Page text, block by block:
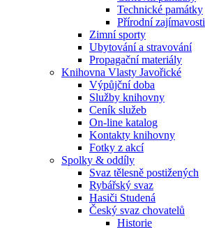
Technické památky
Přírodní zajímavosti
Zimní sporty
Ubytování a stravování
Propagační materiály
Knihovna Vlasty Javořické
Výpůjční doba
Služby knihovny
Ceník služeb
On-line katalog
Kontakty knihovny
Fotky z akcí
Spolky & oddíly
Svaz tělesně postižených
Rybářský svaz
Hasiči Studená
Český svaz chovatelů
Historie